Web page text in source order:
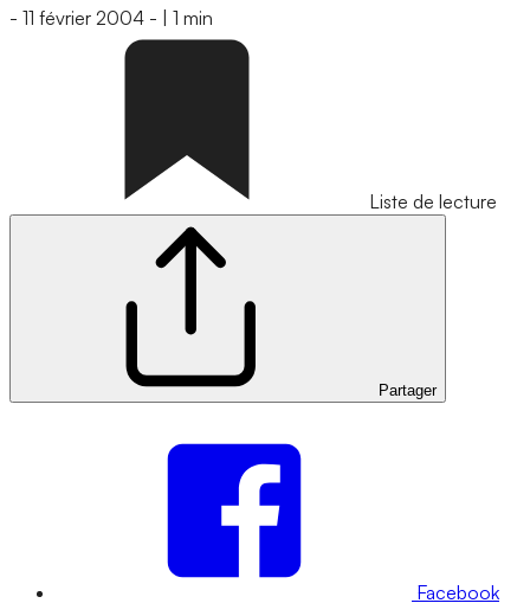
- 11 février 2004 - 1 min
Liste de lecture
Partager
Facebook